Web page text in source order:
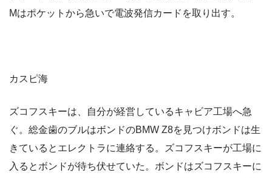
Mはポケットから急いで電波発信カードを取り出す。
カスピ海
ズコフスキーは、自分が経営しているキャビア工場へ急
ぐ。総金歯のブルはボンドのBMW Z8を見つけボンドは生
きているとエレクトラに連絡する。ズコフスキーが工場に
入るとボンドが待ち伏せていた。ボンドはズコフスキーに